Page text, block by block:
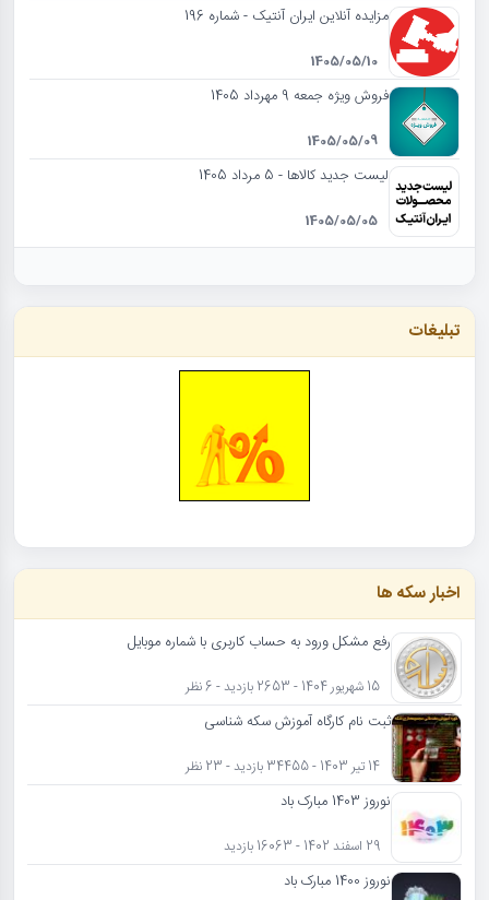
مزایده آنلاین ایران آنتیک - شماره 196
1405/05/10
فروش ویژه جمعه 9 مهرداد 1405
1405/05/09
لیست جدید کالاها - 5 مرداد 1405
1405/05/05
تبلیغات
اخبار سکه ها
رفع مشکل ورود به حساب کاربری با شماره موبایل
15 شهریور 1404 - 2653 بازدید - 6 نظر
ثبت نام کارگاه آموزش سکه شناسی
14 تیر 1403 - 34455 بازدید - 23 نظر
نوروز 1403 مبارک باد
29 اسفند 1402 - 16063 بازدید
نوروز 1400 مبارک باد